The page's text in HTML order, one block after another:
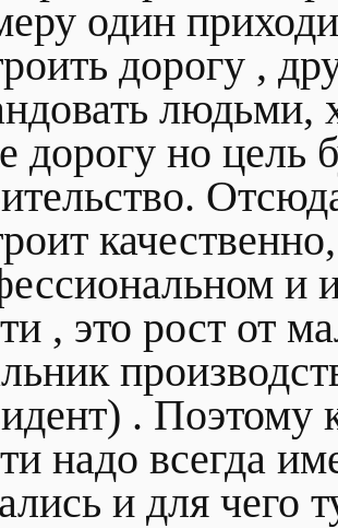
один
дорогу ,
людьми,
дорогу но цель
и
, это рост от
. Поэтому
надо всегда
и для чего